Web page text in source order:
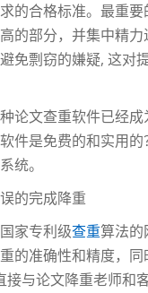
的合格标准。最重
的部分，并集中精
免剽窃的嫌疑, 这对
论文查重软件已经
件是免费的和实用
系统。
的完成降重
家专利级查重算法的
的准确性和精度，
接与论文降重老师和